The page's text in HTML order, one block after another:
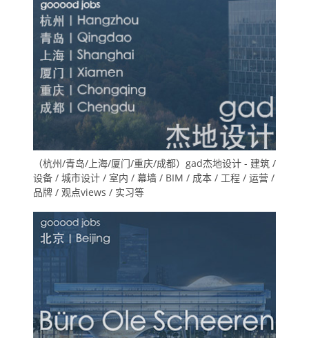
（杭州/青岛/上海/厦门/重庆/成都）gad杰地设计 - 建筑 /
设备 / 城市设计 / 室内 / 幕墙 / BIM / 成本 / 工程 / 运营 /
品牌 / 观点views / 实习等